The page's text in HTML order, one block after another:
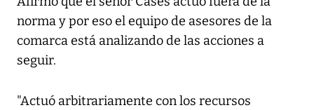
norma y por eso el equipo de asesores de la
comarca está analizando de las acciones a
seguir.
"Actuó arbitrariamente con los recursos